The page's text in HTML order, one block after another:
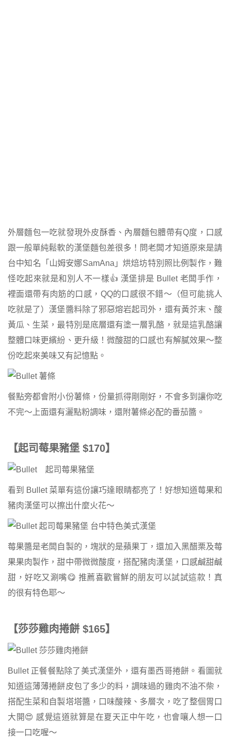
外層麵包一吃就發現外皮酥香、內層麵包體帶有Q度，口感
跟一般單純鬆軟的漢堡麵包差很多！問老闆才知道原來是請
台中知名「山姆安娜SamAna」烘焙坊特別照比例製作，難
怪吃起來就是和別人不一樣👍 漢堡排是 Bullet 老闆手作，
裡面還帶有肉筋的口感，QQ的口感很不錯～（但可能挑人
吃就是了）漢堡醬料除了邪惡熔岩起司外，還有黃芥末、酸
黃瓜、生菜，最特別是底層還有塗一層乳酪，就是這乳酪讓
整體口味更繽紛、更升級！微酸甜的口感也有解膩效果～整
份吃起來美味又有記憶點。
餐點旁都會附小份薯條，份量抓得剛剛好，不會多到讓你吃
不完～上面還有灑點粉調味，還附薯條必配的番茄醬。
【起司莓果豬堡 $170】
看到 Bullet 菜單有這份讓巧達眼睛都亮了！好想知道莓果和
豬肉漢堡可以擦出什麼火花～
莓果醬是老闆自製的，塊狀的是蘋果丁，還加入黑醋栗及莓
果果肉製作，甜中帶微微酸度，搭配豬肉漢堡，口感鹹甜鹹
甜，好吃又涮嘴😋 推薦喜歡嘗鮮的朋友可以試試這款！真
的很有特色耶～
【莎莎雞肉捲餅 $165】
Bullet 正餐餐點除了美式漢堡外，還有墨西哥捲餅。看圖就
知道這薄薄捲餅皮包了多少的料，調味過的雞肉不油不柴，
搭配生菜和自製塔塔醬，口味酸辣、多層次，吃了整個胃口
大開😍 感覺這道就算是在夏天正中午吃，也會嚷人想一口
接一口吃喔～